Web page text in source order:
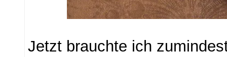
Jetzt brauchte ich